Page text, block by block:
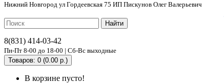
Нижний Новгород ул Гордеевская 75 ИП Пискунов Олег Валерьевич
Найти
8(831) 414-03-42
Пн-Пт 8-00 до 18-00 | Сб-Вс выходные
Товаров: 0 (0.00 р.)
В корзине пусто!